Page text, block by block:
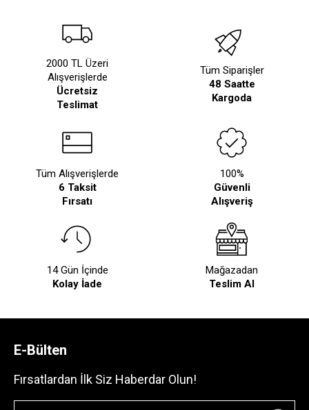
2000 TL Üzeri
Alışverişlerde
Ücretsiz
Teslimat
Tüm Siparişler
48 Saatte
Kargoda
Tüm Alışverişlerde
6 Taksit
Fırsatı
100%
Güvenli
Alışveriş
14 Gün İçinde
Kolay İade
Mağazadan
Teslim Al
E-Bülten
Fırsatlardan İlk Siz Haberdar Olun!